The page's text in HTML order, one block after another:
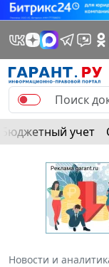
Бюджетный учет
Новости и